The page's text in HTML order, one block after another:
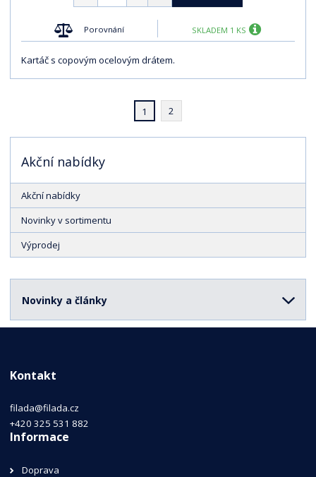
Porovnání SKLADEM 1 KS
Kartáč s copovým ocelovým drátem.
1 2
Akční nabídky
Akční nabídky
Novinky v sortimentu
Výprodej
Novinky a články
Kontakt
filada@filada.cz
+420 325 531 882
Informace
Doprava